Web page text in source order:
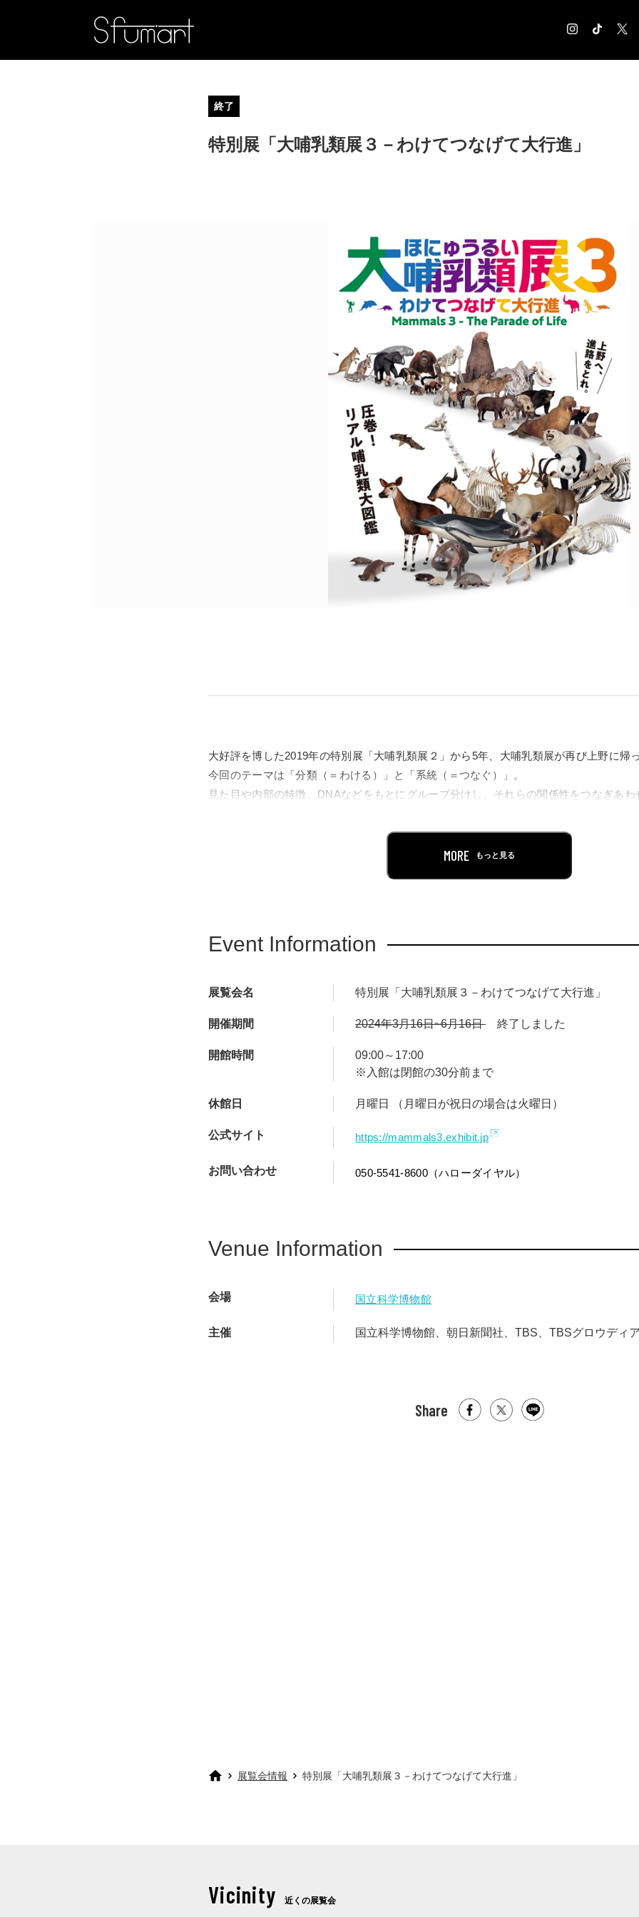
EXHIBITION 展覧会情報
CONTACT お問合せ
POLICY COMPANY
終了
特別展「大哺乳類展３－わけてつなげて大行進」
大好評を博した2019年の特別展「大哺乳類展２」から5年、大哺乳類展が再び上野に帰
今回のテーマは「分類（＝わける）」と「系統（＝つなぐ）」。
見た目や内部の特徴、DNAなどをもとにグループ分けし、それらの関係性をつなぎあ
現在約6,500種にものぼる哺乳類の多様な姿や能力はどのようにして進化してきたのでし
500点を超える標本による大迫力の展示を通して紹介します。
MORE もっと見る
Event Information
展覧会名 特別展「大哺乳類展３－わけてつなげて大行進」
開催期間 2024年3月16日~6月16日 終了しました
開館時間
09:00～17:00
※入館は閉館の30分前まで
休館日 月曜日 （月曜日が祝日の場合は火曜日）
公式サイト https://mammals3.exhibit.jp
お問い合わせ 050-5541-8600（ハローダイヤル）
Venue Information
会場 国立科学博物館
主催 国立科学博物館、朝日新聞社、TBS、TBSグロウディア
Share
展覧会情報 特別展「大哺乳類展３－わけてつなげて大行進」
Vicinity 近くの展覧会